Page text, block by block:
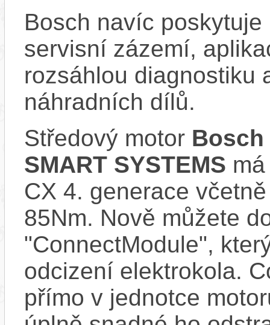
Bosch navíc
servisní zázemí,
rozsáhlou diagnostiku
náhradních dílů.
Středový motor Bosch
SMART SYSTEMS
CX 4. generace
85Nm. Nově můžete
"ConnectModule",
odcizení elektrokola.
přímo v jednotce